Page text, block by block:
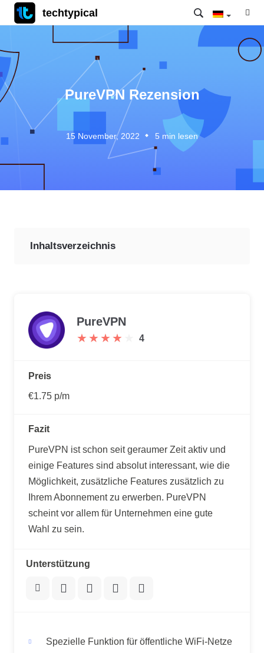
techtypical
PureVPN Rezension
15 November, 2022 5 min lesen
PureVPN
★ ★ ★ ★
★ ★ ★ ★ 4
Preis
€1.75 p/m
Fazit
PureVPN ist schon seit geraumer Zeit aktiv und
einige Features sind absolut interessant, wie die
Möglichkeit, zusätzliche Features zusätzlich zu
Ihrem Abonnement zu erwerben. PureVPN
scheint vor allem für Unternehmen eine gute
Wahl zu sein.
Unterstützung
Spezielle Funktion für öffentliche WiFi-Netze
Inhaltsverzeichnis